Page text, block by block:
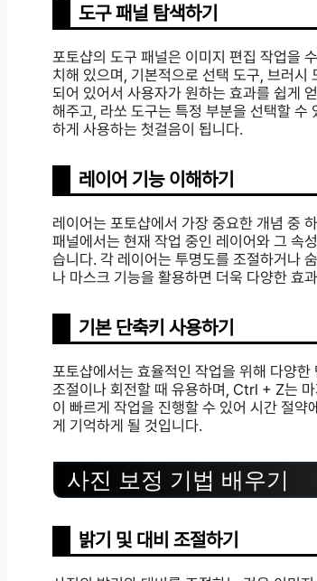
도구 패널 탐색하기
포토샵의 도구 패널은 이미지 편집 작업을
치해 있으며, 기본적으로 선택 도구, 브러
되어 있어서 사용자가 원하는 효과를 쉽게
해주고, 라쏘 도구는 특정 부분을 선택할 수
하게 사용하는 첫걸음이 됩니다.
레이어 기능 이해하기
레이어는 포토샵에서 가장 중요한 개념 중
패널에서는 현재 작업 중인 레이어와 그 속
습니다. 각 레이어는 투명도를 조절하거나
나 마스크 기능을 활용하면 더욱 다양한 효
기본 단축키 사용하기
포토샵에서는 효율적인 작업을 위해 다양
조절이나 회전할 때 유용하며, Ctrl + Z는
이 빠르게 작업을 진행할 수 있어 시간 절
게 기억하게 될 것입니다.
사진 보정 기법 배우기
밝기 및 대비 조절하기